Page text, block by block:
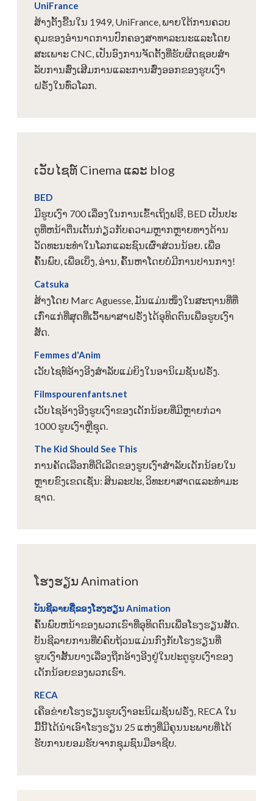
UniFrance
ສ້າງຕັ້ງຂື້ນໃນ 1949, UniFrance, ພາຍໃຕ້ການຄວບ
ຄຸມຂອງອໍານາດການປົກຄອງສາທາລະນະແລະໂດຍ
ສະເພາະ CNC, ເປັນອົງການຈັດຕັ້ງທີ່ຮັບຜິດຊອບສໍາ
ລັບການສົ່ງເສີມການແລະການສົ່ງອອກຂອງຮູບເງົາ
ຝຣັ່ງໃນທົ່ວໂລກ.
ເວັບໄຊທ໌ Cinema ແລະ blog
BED
ມີຮູບເງົາ 700 ເລື່ອງໃນການເຂົ້າເຖິງຟຣີ, BED ເປັນປະ
ຕູທີ່ຫນ້າຕື່ນເຕັ້ນກ່ຽວກັບຄວາມຫຼາກຫຼາຍທາງດ້ານ
ວັດທະນະທໍາໃນໂລກແລະຊົນເຜົ່າສ່ວນນ້ອຍ. ເພື່ອ
ຄົ້ນພົບ, ເພື່ອເບິ່ງ, ອ່ານ, ຄົ້ນຫາໂດຍບໍ່ມີການປານກາງ!
Catsuka
ສ້າງໂດຍ Marc Aguesse, ມັນແມ່ນໜຶ່ງໃນສະຖານທີ່ທີ່
ເກົ່າແກ່ທີ່ສຸດທີ່ເວົ້າພາສາຝຣັ່ງໄດ້ອຸທິດຕົນເພື່ອຮູບເງົາ
ສັດ.
Femmes d'Anim
ເວັບໄຊທ໌ອ້າງອີງສໍາລັບແມ່ຍິງໃນອານິເມຊັນຝຣັ່ງ.
Filmspourenfants.net
ເວັບ​ໄຊ​ອ້າງ​ອີງ​ຮູບ​ເງົາ​ຂອງ​ເດັກ​ນ້ອຍ​ທີ່​ມີ​ຫຼາຍ​ກ​່​ວາ
1000 ຮູບ​ເງົາ​ຫຼື​ຊຸດ​.
The Kid Should See This
ການຄັດເລືອກທີ່ດີເລີດຂອງຮູບເງົາສໍາລັບເດັກນ້ອຍໃນ
ຫຼາຍຂົງເຂດເຊັ່ນ: ສິນລະປະ, ວິທະຍາສາດແລະທໍາມະ
ຊາດ.
ໂຮງຮຽນ Animation
ບັນຊີລາຍຊື່ຂອງໂຮງຮຽນ Animation
ຄົ້ນພົບຫນ້າຂອງພວກເຮົາທີ່ອຸທິດຕົນເພື່ອໂຮງຮຽນສັດ.
ບັນຊີລາຍການທີ່ບໍ່ຄົບຖ້ວນແມ່ນກົງກັບໂຮງຮຽນທີ່
ຮູບເງົາສັ້ນບາງເລື່ອງຖືກອ້າງອີງຢູ່ໃນປະຕູຮູບເງົາຂອງ
ເດັກນ້ອຍຂອງພວກເຮົາ.
RECA
ເຄືອຂ່າຍໂຮງຮຽນຮູບເງົາອະນິເມຊັນຝຣັ່ງ, RECA ໃນ
ມື້ນີ້ໄດ້ນໍາເອົາໂຮງຮຽນ 25 ແຫ່ງທີ່ມີຄຸນນະພາບທີ່ໄດ້
ຮັບການຍອມຮັບຈາກຊຸມຊົນມືອາຊີບ.